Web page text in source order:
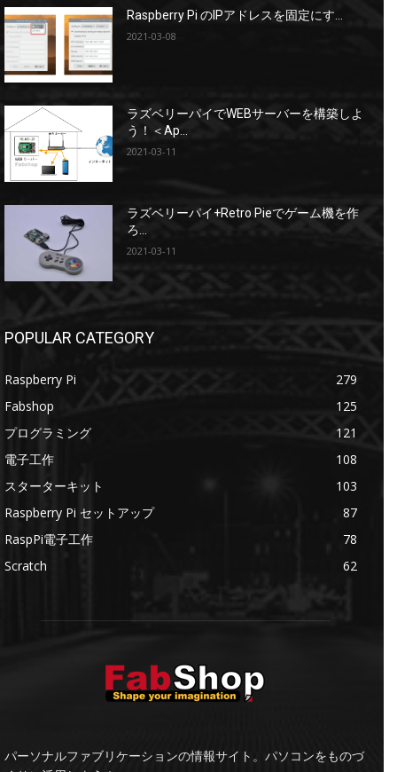
Raspberry Pi のIPアドレスを固定にす...
2021-03-08
ラズベリーパイでWEBサーバーを構築しよ
う！＜Ap...
2021-03-11
ラズベリーパイ+Retro Pieでゲーム機を作
ろ...
2021-03-11
POPULAR CATEGORY
Raspberry Pi
279
Fabshop
125
プログラミング
121
電子工作
108
スターターキット
103
Raspberry Pi セットアップ
87
RaspPi電子工作
78
Scratch
62
パーソナルファブリケーションの情報サイト。パソコンをものづ